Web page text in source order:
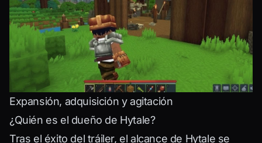
Expansión, adquisición y agitación
¿Quién es el dueño de Hytale?
Tras el éxito del tráiler, el alcance de Hytale se